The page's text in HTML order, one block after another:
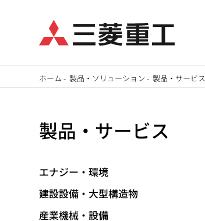
イ
ホーム -製品・ソリューション -製品・サービス
製品・サービス
エナジー・環境
建設設備・大型構造物
産業機械・設備